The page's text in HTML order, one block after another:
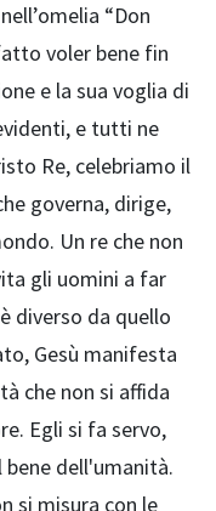
“Don
voler bene fin
e la sua voglia di
e tutti ne
Re, celebriamo il
governa, dirige,
Un re che non
gli uomini a far
diverso da quello
Gesù manifesta
che non si affida
Egli si fa servo,
bene dell'umanità.
si misura con le